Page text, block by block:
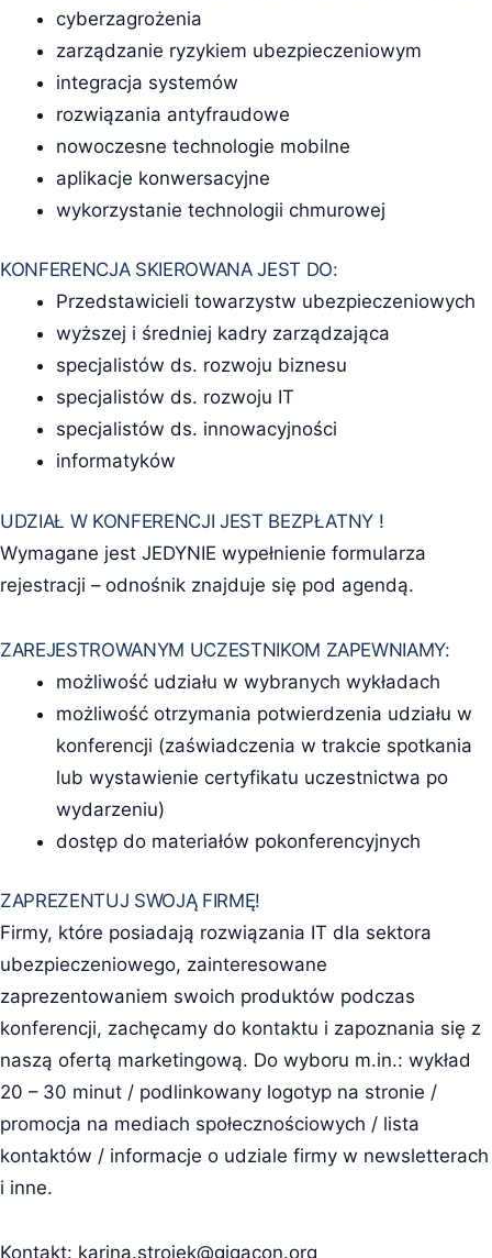
cyberzagrożenia
zarządzanie ryzykiem ubezpieczeniowym
integracja systemów
rozwiązania antyfraudowe
nowoczesne technologie mobilne
aplikacje konwersacyjne
wykorzystanie technologii chmurowej
KONFERENCJA SKIEROWANA JEST DO:
Przedstawicieli towarzystw ubezpieczeniowych
wyższej i średniej kadry zarządzająca
specjalistów ds. rozwoju biznesu
specjalistów ds. rozwoju IT
specjalistów ds. innowacyjności
informatyków
UDZIAŁ W KONFERENCJI JEST BEZPŁATNY !
Wymagane jest JEDYNIE wypełnienie formularza
rejestracji – odnośnik znajduje się pod agendą.
ZAREJESTROWANYM UCZESTNIKOM ZAPEWNIAMY:
możliwość udziału w wybranych wykładach
możliwość otrzymania potwierdzenia udziału w
konferencji (zaświadczenia w trakcie spotkania
lub wystawienie certyfikatu uczestnictwa po
wydarzeniu)
dostęp do materiałów pokonferencyjnych
ZAPREZENTUJ SWOJĄ FIRMĘ!
Firmy, które posiadają rozwiązania IT dla sektora
ubezpieczeniowego, zainteresowane
zaprezentowaniem swoich produktów podczas
konferencji, zachęcamy do kontaktu i zapoznania się z
naszą ofertą marketingową. Do wyboru m.in.: wykład
20 – 30 minut / podlinkowany logotyp na stronie /
promocja na mediach społecznościowych / lista
kontaktów / informacje o udziale firmy w newsletterach
i inne.
Kontakt: karina.strojek@gigacon.org